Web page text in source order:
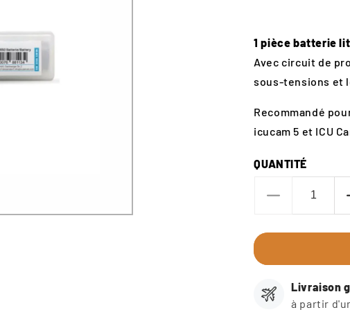
1 pièce batterie
Avec circuit de
sous-tensions et
Recommandé
icucam 5 et ICU
QUANTITÉ
Diminuer
quantité
18650Livraison
à partir